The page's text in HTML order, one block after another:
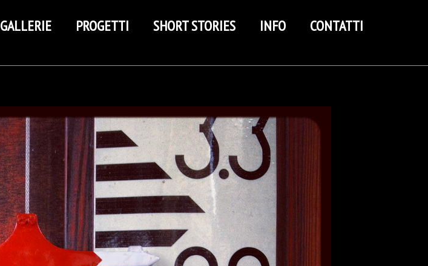
GALLERIE PROGETTI SHORT STORIES INFO CONTATTI